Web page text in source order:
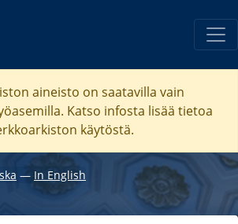
aineisto on saatavilla vain
Katso infosta lisää tietoa
käytöstä.
― In English